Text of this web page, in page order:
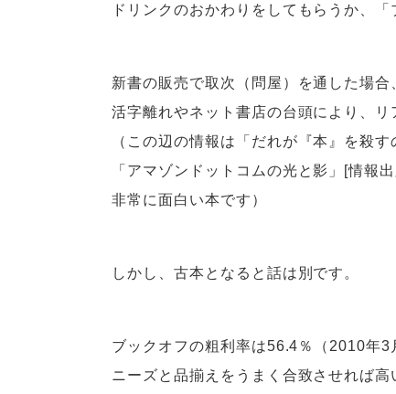
ドリンクのおかわりをしてもらうか、
新書の販売で取次（問屋）を通した場
活字離れやネット書店の台頭により、
（この辺の情報は「だれが『本』を殺
「アマゾンドットコムの光と影」[情報
非常に面白い本です）
しかし、古本となると話は別です。
ブックオフの粗利率は56.4％（2010年3
ニーズと品揃えをうまく合致させれば高